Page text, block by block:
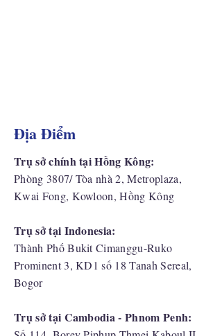
Địa Điểm
Trụ sở chính tại Hồng Kông:
Phòng 3807/ Tòa nhà 2, Metroplaza,
Kwai Fong, Kowloon, Hồng Kông
Trụ sở tại Indonesia:
​Thành Phố Bukit Cimanggu-Ruko
Prominent 3, KD1 số 18 Tanah Sereal,
Bogor
Trụ sở tại Cambodia - Phnom Penh: